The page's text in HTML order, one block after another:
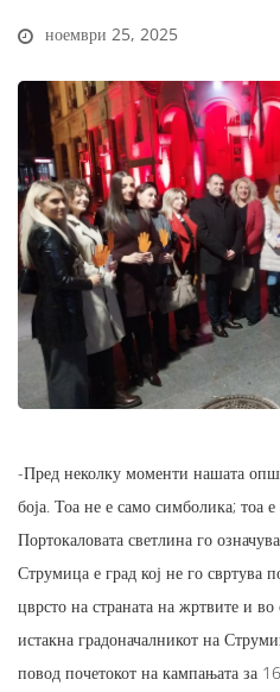
ноември 25, 2025
-Пред неколку моменти нашата
боја. Тоа не е само симболика; тоа
Портокаловата светлина го
Струмица е град кој не го свртува
цврсто на страната на жртвите и
истакна градоначалникот на
повод почетокот на кампањата за